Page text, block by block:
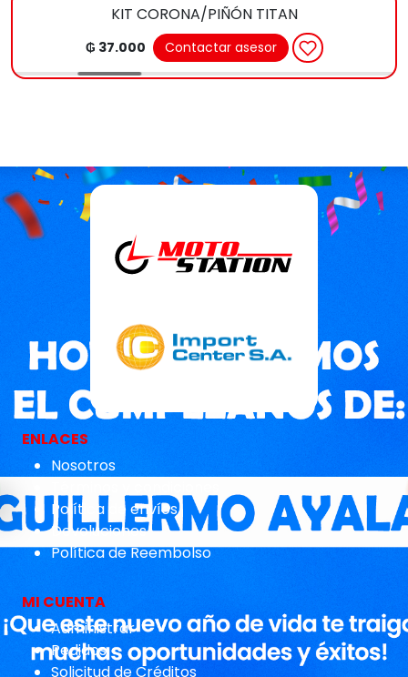
KIT CORONA/PIÑÓN TITAN
₲ 37.000 Contactar asesor
ENLACES
Nosotros
Política de envíos
Devoluciones
Política de Reembolso
MI CUENTA
Administrar
Pedidos
Solicitud de Créditos